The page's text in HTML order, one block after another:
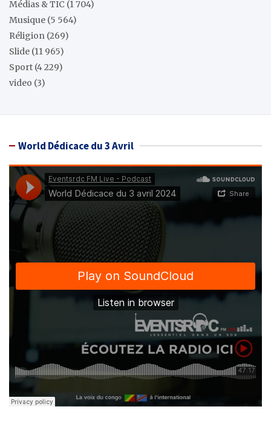
Médias & TIC (1 704)
Musique (5 564)
Réligion (269)
Slide (11 965)
Sport (4 229)
video (3)
World Dédicace du 3 Avril